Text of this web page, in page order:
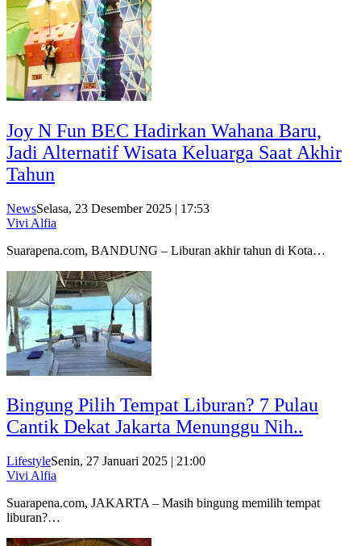
Joy N Fun BEC Hadirkan Wahana Baru,
Jadi Alternatif Wisata Keluarga Saat Akhir
Tahun
NewsSelasa, 23 Desember 2025 | 17:53
Vivi Alfia
Suarapena.com, BANDUNG – Liburan akhir tahun di Kota…
Bingung Pilih Tempat Liburan? 7 Pulau
Cantik Dekat Jakarta Menunggu Nih..
LifestyleSenin, 27 Januari 2025 | 21:00
Vivi Alfia
Suarapena.com, JAKARTA – Masih bingung memilih tempat
liburan?…